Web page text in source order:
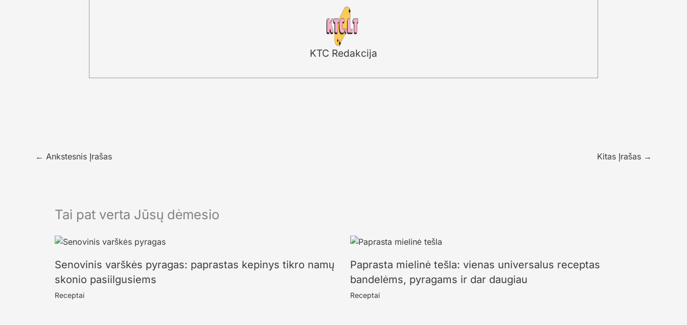
KTC Redakcija
← Ankstesnis Įrašas Kitas Įrašas →
Tai pat verta Jūsų dėmesio
Senovinis varškės pyragas: paprastas kepinys tikro namų
skonio pasiilgusiems
Receptai
Paprasta mielinė tešla: vienas universalus receptas
bandelėms, pyragams ir dar daugiau
Receptai